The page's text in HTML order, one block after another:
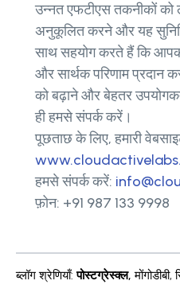
उन्नत एफटीएस तकनीकों को
अनुकूलित करने और यह
साथ सहयोग करते हैं कि
और सार्थक परिणाम प्रदान
को बढ़ाने और बेहतर
ही हमसे संपर्क करें।
पूछताछ के लिए, हमारी
हमसे संपर्क करें:
फ़ोन: +91 987 133 9998
ब्लॉग श्रेणियाँ: पोस्टग्रेस्क्ल, मोंगोडीबी,